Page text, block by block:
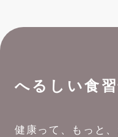
へるしい食習
健康って、もっと